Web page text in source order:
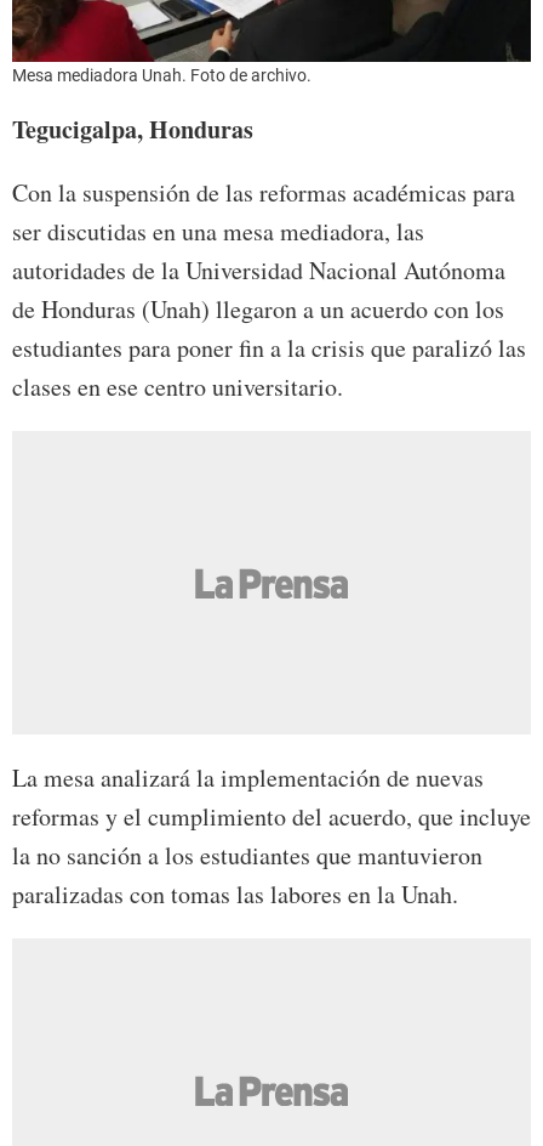
Mesa mediadora Unah. Foto de archivo.
Tegucigalpa, Honduras
Con la suspensión de las reformas académicas para
ser discutidas en una mesa mediadora, las
autoridades de la Universidad Nacional Autónoma
de Honduras (Unah) llegaron a un acuerdo con los
estudiantes para poner fin a la crisis que paralizó las
clases en ese centro universitario.
La mesa analizará la implementación de nuevas
reformas y el cumplimiento del acuerdo, que incluye
la no sanción a los estudiantes que mantuvieron
paralizadas con tomas las labores en la Unah.